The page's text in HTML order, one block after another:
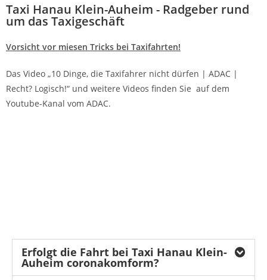
Taxi Hanau Klein-Auheim - Radgeber rund
um das Taxigeschäft
Vorsicht vor miesen Tricks bei Taxifahrten!
Das Video „10 Dinge, die Taxifahrer nicht dürfen | ADAC |
Recht? Logisch!“ und weitere Videos finden Sie auf dem
Youtube-Kanal vom ADAC.
Erfolgt die Fahrt bei Taxi Hanau Klein-
Auheim coronakomform?